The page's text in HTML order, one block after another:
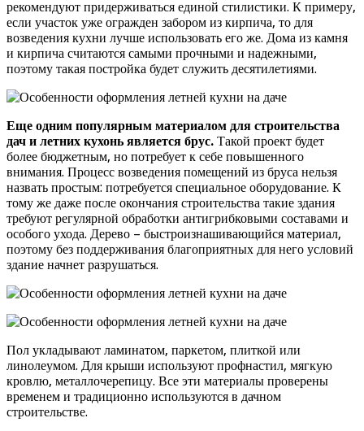
рекомендуют придерживаться единой стилистики. К примеру,
если участок уже огражден забором из кирпича, то для
возведения кухни лучше использовать его же. Дома из камня
и кирпича считаются самыми прочными и надежными,
поэтому такая постройка будет служить десятилетиями.
Еще одним популярным материалом для строительства
дач и летних кухонь является брус. Такой проект будет
более бюджетным, но потребует к себе повышенного
внимания. Процесс возведения помещений из бруса нельзя
назвать простым: потребуется специальное оборудование. К
тому же даже после окончания строительства такие здания
требуют регулярной обработки антигрибковыми составами и
особого ухода. Дерево – быстроизнашивающийся материал,
поэтому без поддерживания благоприятных для него условий
здание начнет разрушаться.
Пол укладывают ламинатом, паркетом, плиткой или
линолеумом. Для крыши используют профнастил, мягкую
кровлю, металлочерепицу. Все эти материалы проверены
временем и традиционно используются в дачном
строительстве.